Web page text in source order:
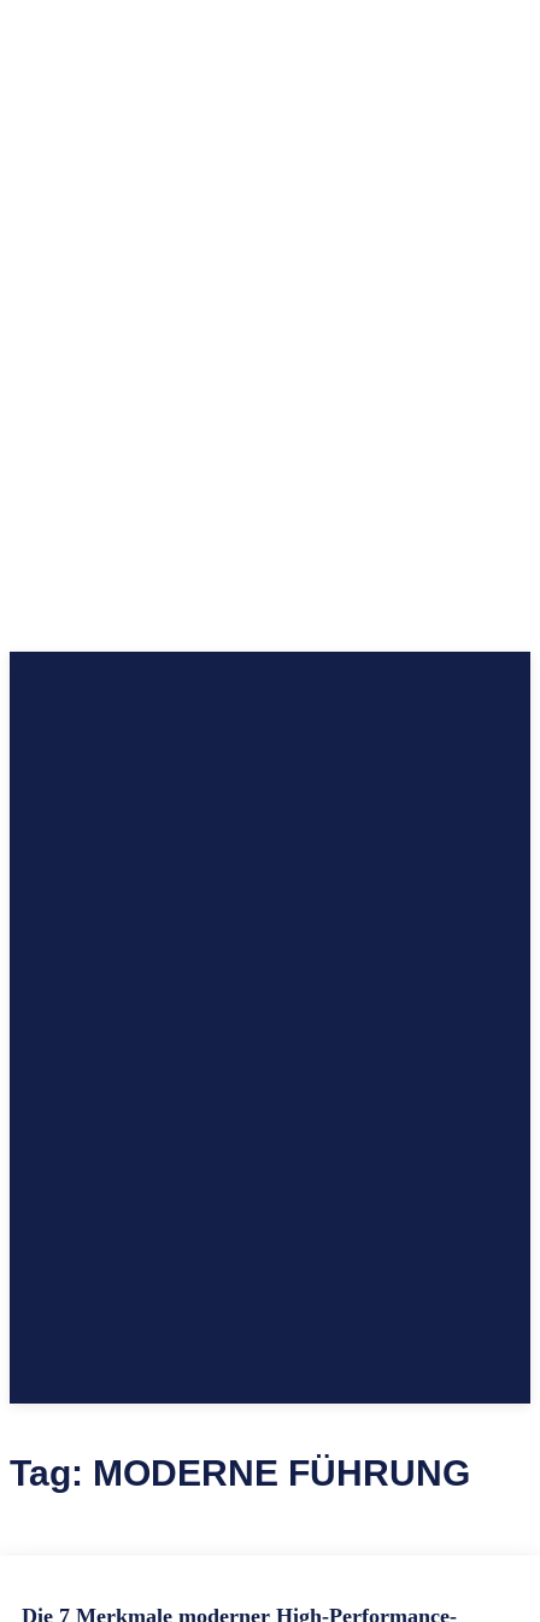
Tag: MODERNE FÜHRUNG
Die 7 Merkmale moderner High-Performance-